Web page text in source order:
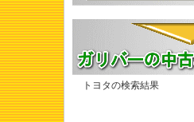
トヨタの検索結果